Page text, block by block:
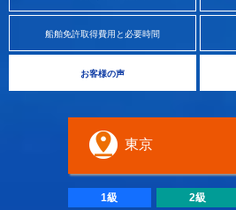
船舶免許取得費用と必要時間
お客様の声
東京
1級
2級